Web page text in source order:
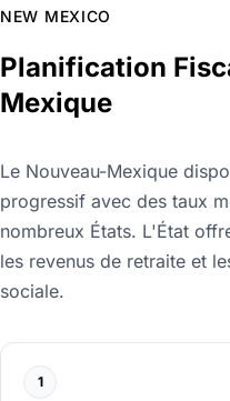
NEW MEXICO
Planification
Mexique
Le Nouveau-Mexique
progressif avec des taux
nombreux États. L'État
les revenus de retraite et
sociale.
1